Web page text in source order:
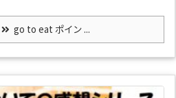
go to eat ポイン ...